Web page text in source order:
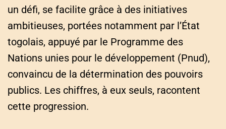
un défi, se facilite grâce à des initiatives
ambitieuses, portées notamment par l’État
togolais, appuyé par le Programme des
Nations unies pour le développement (Pnud),
convaincu de la détermination des pouvoirs
publics. Les chiffres, à eux seuls, racontent
cette progression.